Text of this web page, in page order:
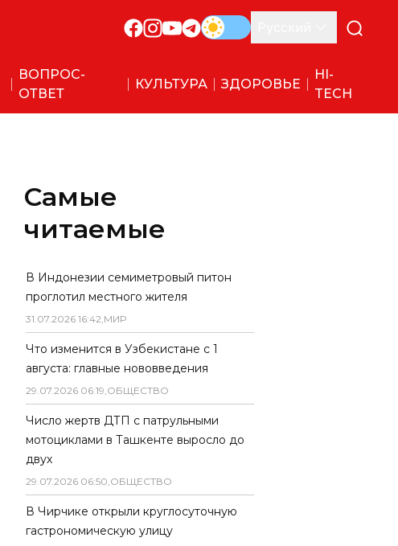
ВОПРОС-
ОТВЕТ
КУЛЬТУРА ЗДОРОВЬЕ
HI-
TECH
Самые
читаемые
В Индонезии семиметровый питон
проглотил местного жителя
31.07.2026 16:42,МИР
Что изменится в Узбекистане с 1
августа: главные нововведения
29.07.2026 06:19,ОБЩЕСТВО
Число жертв ДТП с патрульными
мотоциклами в Ташкенте выросло до
двух
29.07.2026 06:50,ОБЩЕСТВО
В Чирчике открыли круглосуточную
гастрономическую улицу